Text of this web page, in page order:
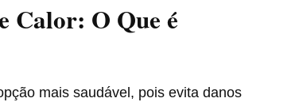
Calor: O Que é
mais saudável, pois evita danos